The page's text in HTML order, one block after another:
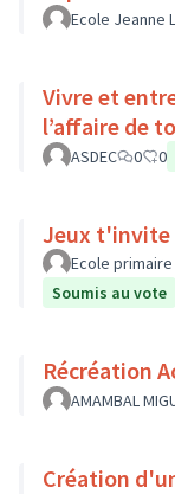
Ecole Jeanne
Vivre et
l’affaire de
ASDEC 0 0
Jeux t'invite
Ecole
Soumis au vote
Récréation
AMAMBAL
Création